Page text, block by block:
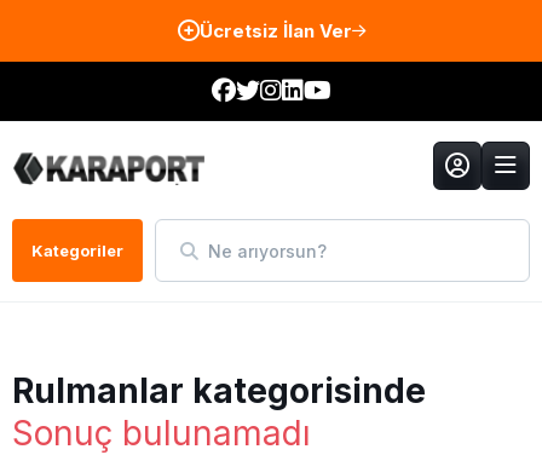
Ücretsiz İlan Ver
Kategoriler Ne arıyorsun?
Rulmanlar kategorisinde
Sonuç bulunamadı